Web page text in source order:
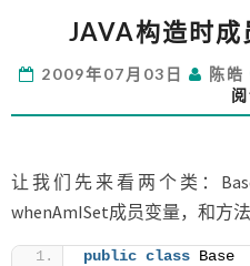
JAVA构造时
2009年07月03日 陈皓
让我们先来看两个类：
whenAmISet成员变量，和方
public class Base